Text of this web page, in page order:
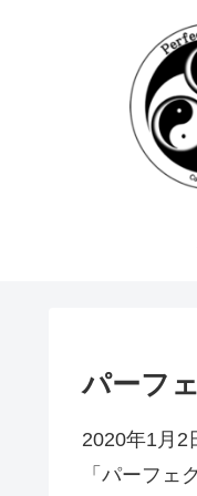
パーフ
2020年1月2
「パーフェ